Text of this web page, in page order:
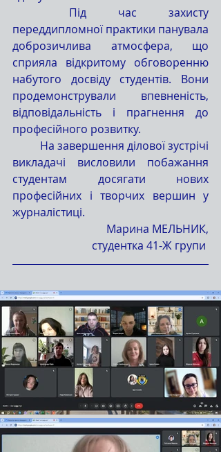
переддипломної практики панувала
доброзичлива атмосфера, що
сприяла відкритому обговоренню
набутого досвіду студентів. Вони
продемонстрували впевненість,
відповідальність і прагнення до
професійного розвитку.
викладачі висловили побажання
студентам досягати нових
професійних і творчих вершин у
журналістиці.
Марина МЕЛЬНИК,
студентка 41-Ж групи